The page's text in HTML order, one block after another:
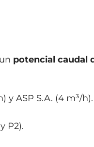
potencial caudal
y ASP S.A. (4 m³/h).
P2).